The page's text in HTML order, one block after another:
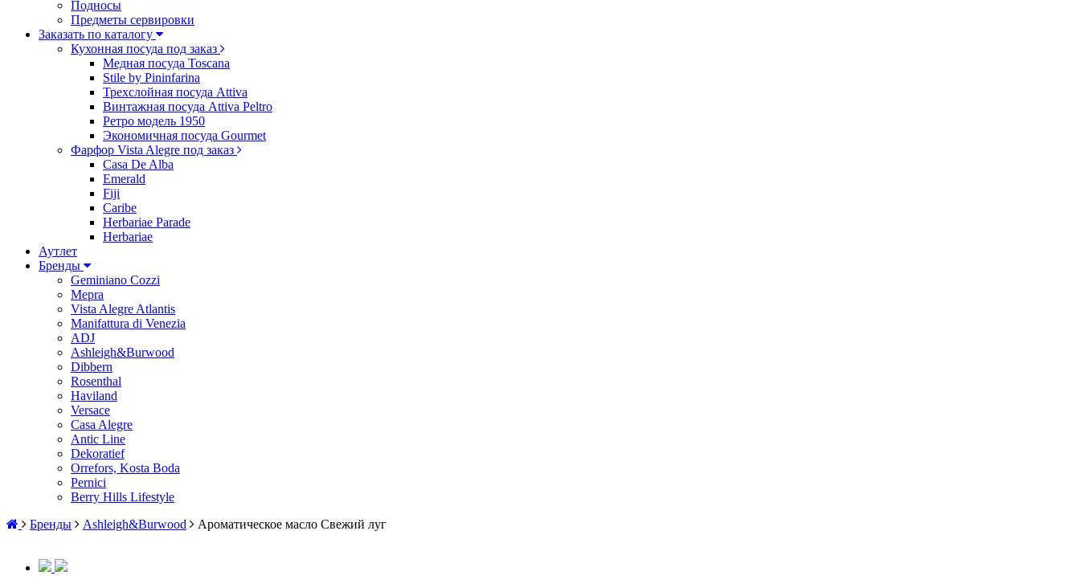
Подносы
Предметы сервировки
Заказать по каталогу
Кухонная посуда под заказ
Медная посуда Toscana
Stile by Pininfarina
Трехслойная посуда Attiva
Винтажная посуда Attiva Peltro
Ретро модель 1950
Экономичная посуда Gourmet
Фарфор Vista Alegre под заказ
Casa De Alba
Emerald
Fiji
Caribe
Herbariae Parade
Herbariae
Аутлет
Бренды
Geminiano Cozzi
Mepra
Vista Alegre Atlantis
Manifattura di Venezia
ADJ
Ashleigh&Burwood
Dibbern
Rosenthal
Haviland
Versace
Casa Alegre
Antic Line
Dekoratief
Orrefors, Kosta Boda
Pernici
Berry Hills Lifestyle
Бренды
Ashleigh&Burwood Ароматическое масло Свежий луг